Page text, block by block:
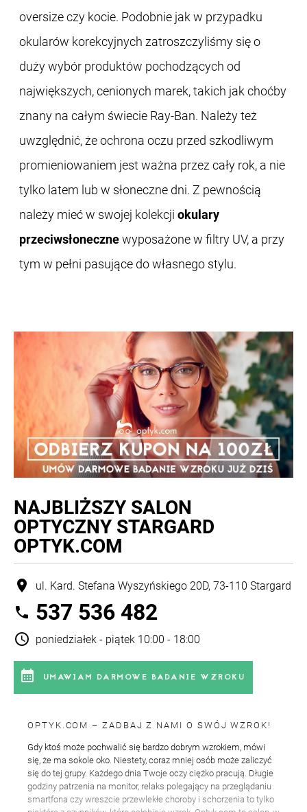
oversize czy kocie. Podobnie jak w przypadku
okularów korekcyjnych zatroszczyliśmy się o
duży wybór produktów pochodzących od
największych, cenionych marek, takich jak choćby
znany na całym świecie Ray-Ban. Należy też
uwzględnić, że ochrona oczu przed szkodliwym
promieniowaniem jest ważna przez cały rok, a nie
tylko latem lub w słoneczne dni. Z pewnością
należy mieć w swojej kolekcji okulary
przeciwsłonecznewyposażone w filtry UV, a przy
tym w pełni pasujące do własnego stylu.
NAJBLIŻSZY SALON
OPTYCZNY STARGARD
OPTYK.COM
location_on ul. Kard. Stefana Wyszyńskiego 20D, 73-110 Stargard
phone 537 536 482
schedule poniedziałek - piątek 10:00 - 18:00
calendar_month UMAWIAM DARMOWE BADANIE WZROKU
OPTYK.COM – ZADBAJ Z NAMI O SWÓJ WZROK!
Gdy ktoś może pochwalić się bardzo dobrym wzrokiem, mówi
się, że ma sokole oko. Niestety, coraz mniej osób może zaliczyć
się do tej grupy. Każdego dnia Twoje oczy ciężko pracują. Długie
godziny patrzenia na monitor, relaks polegający na przeglądaniu
smartfona czy wreszcie przewlekłe choroby i schorzenia to tylko